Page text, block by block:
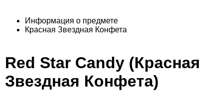
Информация о предмете
Красная Звездная Конфета
Red Star Candy (Красная
Звездная Конфета)